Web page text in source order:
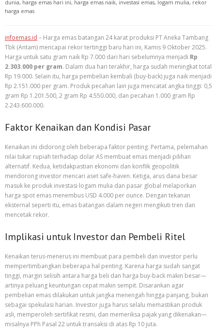
dunia, harga emas hari ini, harga emas naik, investasi emas, logam mulia, rekor
harga emas
infoemas.id – Harga emas batangan 24 karat produksi PT Aneka Tambang
Tbk (Antam) mencapai rekor tertinggi baru hari ini, Kamis 9 Oktober 2025.
Harga untuk satu gram naik Rp 7.000 dari hari sebelumnya menjadi Rp
2.303.000 per gram. Dalam dua hari terakhir, harga sudah meningkat total
Rp 19.000. Selain itu, harga pembelian kembali (buy-back) juga naik menjadi
Rp 2.151.000 per gram. Produk pecahan lain juga mencatat angka tinggi: 0,5
gram Rp 1.201.500, 2 gram Rp 4.550.000, dan pecahan 1.000 gram Rp
2.243.600.000.
Faktor Kenaikan dan Kondisi Pasar
Kenaikan ini didorong oleh beberapa faktor penting. Pertama, pelemahan
nilai tukar rupiah terhadap dolar AS membuat emas menjadi pilihan
alternatif. Kedua, ketidakpastian ekonomi dan konflik geopolitik
mendorong investor mencari aset safe-haven. Ketiga, arus dana besar
masuk ke produk investasi logam mulia dan pasar global melaporkan
harga spot emas menembus USD 4.000 per ounce. Dengan tekanan
eksternal seperti itu, emas batangan dalam negeri mengikuti tren dan
mencetak rekor.
Implikasi untuk Investor dan Pembeli Ritel
Kenaikan terus-menerus ini membuat para pembeli dan investor perlu
mempertimbangkan beberapa hal penting. Karena harga sudah sangat
tinggi, margin selisih antara harga beli dan harga buy-back makin besar—
artinya peluang keuntungan cepat makin sempit. Disarankan agar
pembelian emas dilakukan untuk jangka menengah hingga panjang, bukan
sebagai spekulasi harian. Investor juga harus selalu memastikan produk
asli, memperoleh sertifikat resmi, dan memeriksa pajak yang dikenakan—
misalnya PPh Pasal 22 untuk transaksi di atas Rp 10 juta.